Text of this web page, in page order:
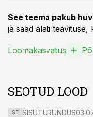
See teema pakub
ja saad alati teavituse,
Loomakasvatus
SEOTUD LOOD
ST SISUTURUNDUS